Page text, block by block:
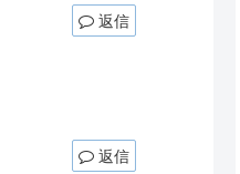
返信
返信